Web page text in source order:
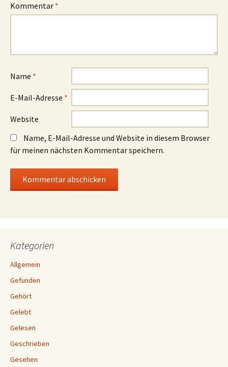
Kommentar *
Name *
E-Mail-Adresse *
Website
Name, E-Mail-Adresse und Website in diesem Browser
für meinen nächsten Kommentar speichern.
Kategorien
Allgemein
Gefunden
Gehört
Gelebt
Gelesen
Geschrieben
Gesehen